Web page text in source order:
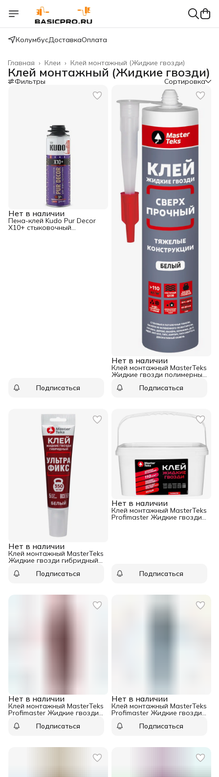
КолумбусДоставкаОплата
Клей монтажный (Жидкие гвозди)
Клеи ›
Главная ›
Клей монтажный (Жидкие гвозди)
Фильтры Сортировка
Нет в наличии
Пена-клей Kudo Pur Decor
X10+ стыковочный
Подписаться
Нет в наличии
Клей монтажный MasterTeks
Жидкие гвозди полимерный
Подписаться
Нет в наличии
Клей монтажный MasterTeks
Жидкие гвозди гибридный
Подписаться
Нет в наличии
Клей монтажный MasterTeks
Profimaster Жидкие гвозди
Подписаться
Нет в наличии
Клей монтажный MasterTeks
Profimaster Жидкие гвозди
гр Подписаться
Нет в наличии
Клей монтажный MasterTeks
Profimaster Жидкие гвозди
белый 528 грПодписаться